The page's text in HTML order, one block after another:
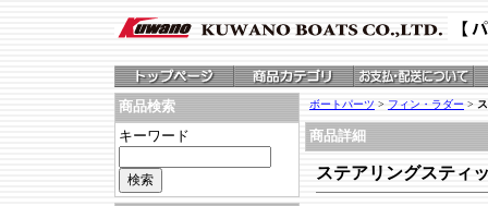
商品検索
キーワード
ボートパーツ > フィン・ラダー >
商品詳細
ステアリングスティ